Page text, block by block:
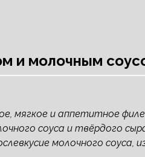
и молочным
мягкое и аппетитное филе
соуса и твёрдого
молочного